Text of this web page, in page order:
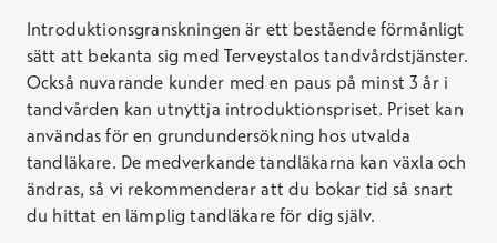
Introduktionsgranskningen är ett bestående förmånligt
sätt att bekanta sig med Terveystalos tandvårdstjänster.
Också nuvarande kunder med en paus på minst 3 år i
tandvården kan utnyttja introduktionspriset. Priset kan
användas för en grundundersökning hos utvalda
tandläkare. De medverkande tandläkarna kan växla och
ändras, så vi rekommenderar att du bokar tid så snart
du hittat en lämplig tandläkare för dig själv.